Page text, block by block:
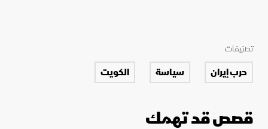
تصنيفات
حرب إيران سياسة الكويت
قصص قد تهمك